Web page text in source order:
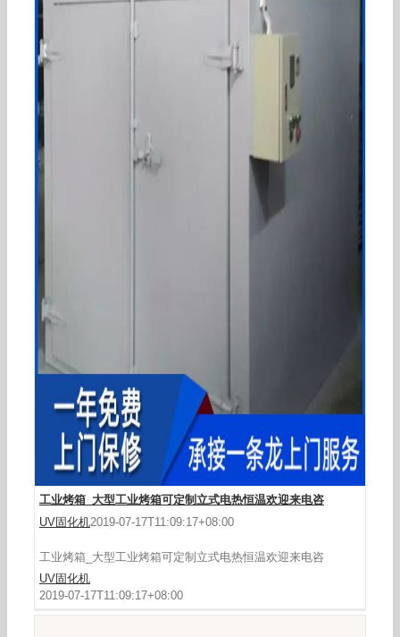
工业烤箱_大型工业烤箱可定制立式电热恒温欢迎来电咨
UV固化机2019-07-17T11:09:17+08:00
工业烤箱_大型工业烤箱可定制立式电热恒温欢迎来电咨
UV固化机
2019-07-17T11:09:17+08:00